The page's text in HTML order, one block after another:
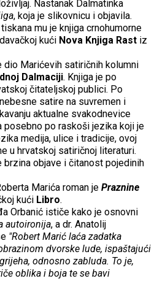
Nastanak Dalmatinka
, koja je slikovnicu i objavila.
mu je knjiga crnohumorne
kući Nova Knjiga Rast iz
dio Marićevih satiričnih kolumni
Dalmaciji. Knjiga je po
čitateljskoj publici. Po
satire na suvremen i
aktualne svakodnevice
posebno po raskoši jezika koji je
medija, ulice i tradicije, ovoj
u hrvatskoj satiričnoj literaturi.
brzina objave i čitanost pojedinih
Marića roman je Praznine
kući Libro.
Orbanić ističe kako je osnovni
autoironija, a dr. Anatolij
"Robert Marić laća zadatka
dvorske lude, ispaštajući
odnosno zabluda. To je,
oblika i boja te se bavi